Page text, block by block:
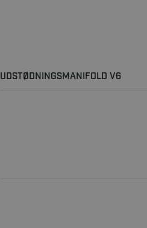
UDSTØDNINGSMANIFOLD V6